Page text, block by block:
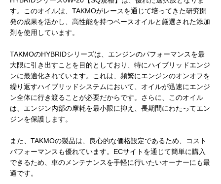
す。このオイルは、TAKMOがレースを通じて培ってきた研究開
発の成果を活かし、高性能を持つベースオイルと厳選された添加
剤を使用しています。
TAKMOのHYBRIDシリーズは、エンジンのパフォーマンスを最
大限に引き出すことを目的としており、特にハイブリッドエンジ
ンに最適化されています。これは、頻繁にエンジンのオンオフを
繰り返すハイブリッドシステムにおいて、オイルが迅速にエンジ
ン全体に行き渡ることが必要だからです。さらに、このオイル
は、エンジン内部の摩耗を最小限に抑え、長期間にわたってエン
ジンを保護します。
また、TAKMOの製品は、良心的な価格設定であるため、コスト
パフォーマンスも優れています。ECサイトを通じて簡単に購入
できるため、車のメンテナンスを手軽に行いたいオーナーにも最
適です。